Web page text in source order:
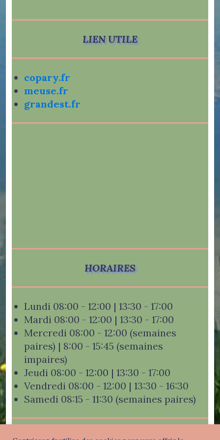
LIEN UTILE
copary.fr
meuse.fr
grandest.fr
HORAIRES
Lundi 08:00 - 12:00 | 13:30 - 17:00
Mardi 08:00 - 12:00 | 13:30 - 17:00
Mercredi 08:00 - 12:00 (semaines
paires) | 8:00 - 15:45 (semaines
impaires)
Jeudi 08:00 - 12:00 | 13:30 - 17:00
Vendredi 08:00 - 12:00 | 13:30 - 16:30
Samedi 08:15 - 11:30 (semaines paires)